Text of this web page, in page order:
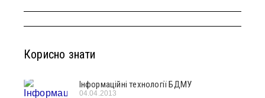
Корисно знати
Інформаційні технології БДМУ
04.04.2013